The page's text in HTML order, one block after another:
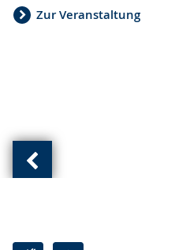
Vorherige
von
Zur Veranstaltung
angezeigt.